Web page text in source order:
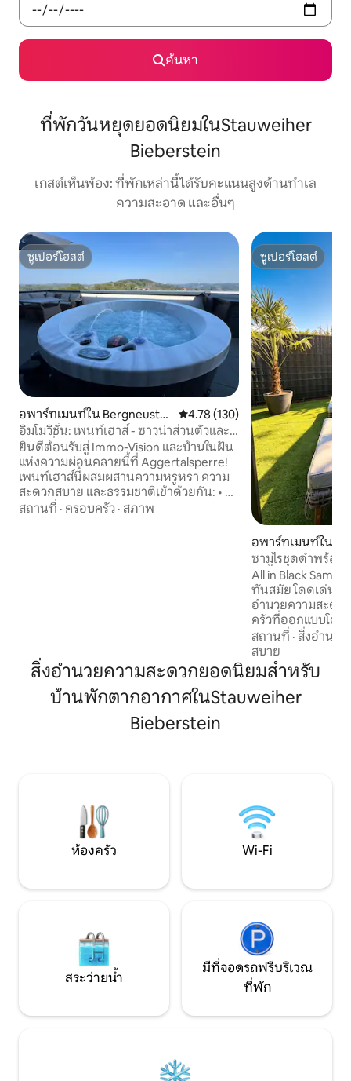
ค้นหา
ที่พักวันหยุดยอดนิยมในStauweiher
Bieberstein
เกสต์เห็นพ้อง: ที่พักเหล่านี้ได้รับคะแนนสูงด้านทำเล
ความสะอาด และอื่นๆ
ซูเปอร์โฮสต์
ซูเปอร์โฮสต์
อพาร์ทเมนท์ใน Bergneustad
t
คะแนนเฉลี่ย 4.78 จาก 5, 130 รีวิว
4.78 (130)
อิมโมวิชั่น: เพนท์เฮาส์ - ซาวน่าส่วนตัวและ
จากุซซี่
ยินดีต้อนรับสู่ Immo-Vision และบ้านในฝัน
แห่งความผ่อนคลายนี้ที่ Aggertalsperre!
เพนท์เฮาส์นี้ผสมผสานความหรูหรา ความ
สะดวกสบาย และธรรมชาติเข้าด้วยกัน: • วิว
พาโนรามา • โอเอซิสแห่งความผ่อนคลาย
สถานที่ · ครอบครัว · สภาพ
ซูเปอร์โฮสต์
ซูเปอร์โฮสต์
อพาร์ทเมนท์ใน
ซามูไรชุดดำพร้อม
All in Black
ทันสมัย โดดเด่น แล
อำนวยความสะดวกแ
ครัวที่ออกแบบโดย
เธียเตอร์ • ห้องน้
สไตล์ สุขภาพและพื้นที่กลางแจ้ง • ระเบียง
ส่วนตัว • ซาวน่าแ
ความสะดวกพิเศษ
ชาร์จจักรยานไฟฟ้า (
สถานที่ · สิ่งอำนว
สบาย
สิ่งอำนวยความสะดวกยอดนิยมสำหรับ
บ้านพักตากอากาศในStauweiher
Bieberstein
ห้องครัว Wi-Fi
สระว่ายน้ำ
มีที่จอดรถฟรีบริเวณ
ที่พัก